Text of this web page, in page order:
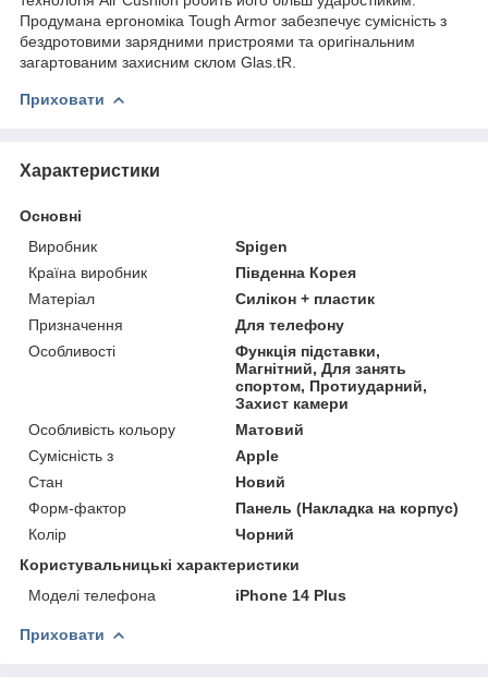
Продумана ергономіка Tough Armor забезпечує сумісність з
бездротовими зарядними пристроями та оригінальним
загартованим захисним склом Glas.tR.
Приховати
Характеристики
Основні
Виробник
Spigen
Країна виробник
Південна Корея
Матеріал
Силікон + пластик
Призначення
Для телефону
Особливості
Функція підставки,
Магнітний, Для занять
спортом, Протиударний,
Захист камери
Особливість кольору
Матовий
Сумісність з
Apple
Стан
Новий
Форм-фактор
Панель (Накладка на корпус)
Колір
Чорний
Користувальницькі характеристики
Моделі телефона
iPhone 14 Plus
Приховати